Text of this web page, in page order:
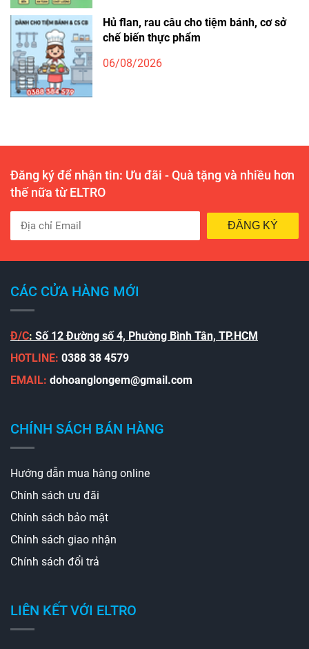
Hủ flan, rau câu cho tiệm bánh, cơ sở
chế biến thực phẩm
06/08/2026
Đăng ký để nhận tin: Ưu đãi - Quà tặng và nhiều hơn
thế nữa từ ELTRO
ĐĂNG KÝ
CÁC CỬA HÀNG MỚI
Đ/C: Số 12 Đường số 4, Phường Bình Tân, TP.HCM
HOTLINE: 0388 38 4579
EMAIL: dohoanglongem@gmail.com
CHÍNH SÁCH BÁN HÀNG
Hướng dẫn mua hàng online
Chính sách ưu đãi
Chính sách bảo mật
Chính sách giao nhận
Chính sách đổi trả
LIÊN KẾT VỚI ELTRO